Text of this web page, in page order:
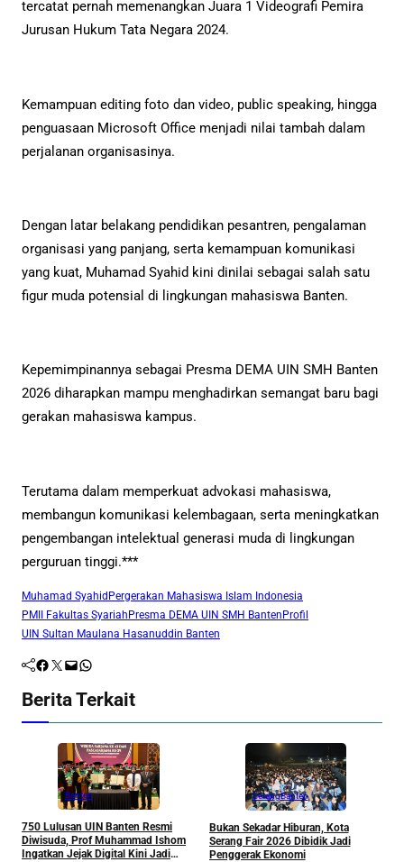
tercatat pernah memenangkan Juara 1 Videografi Pemira
Jurusan Hukum Tata Negara 2024.
Kemampuan editing foto dan video, public speaking, hingga
penguasaan Microsoft Office menjadi nilai tambah dalam
perjalanan organisasinya.
Dengan latar belakang pendidikan pesantren, pengalaman
organisasi yang panjang, serta kemampuan komunikasi
yang kuat, Muhamad Syahid kini dinilai sebagai salah satu
figur muda potensial di lingkungan mahasiswa Banten.
Kepemimpinannya sebagai Presma DEMA UIN SMH Banten
2026 diharapkan mampu menghadirkan semangat baru bagi
gerakan mahasiswa kampus.
Terutama dalam memperkuat advokasi mahasiswa,
membangun komunikasi kelembagaan, serta meningkatkan
pengembangan intelektual generasi muda di lingkungan
perguruan tinggi.***
Muhamad SyahidPergerakan Mahasiswa Islam Indonesia
PMII Fakultas SyariahPresma DEMA UIN SMH BantenProfil
UIN Sultan Maulana Hasanuddin Banten
Facebook Twitter Mail WhatsApp
Berita Terkait
Banten
750 Lulusan UIN Banten Resmi
Diwisuda, Prof Muhammad Ishom
Ingatkan Jejak Digital Kini Jadi
SerangBanten
Bukan Sekadar Hiburan, Kota
Serang Fair 2026 Dibidik Jadi
Penggerak Ekonomi